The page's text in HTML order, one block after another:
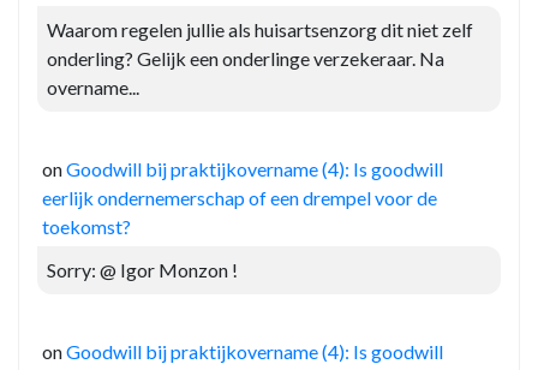
Waarom regelen jullie als huisartsenzorg dit niet zelf
onderling? Gelijk een onderlinge verzekeraar. Na
overname...
onGoodwill bij praktijkovername (4): Is goodwill
eerlijk ondernemerschap of een drempel voor de
toekomst?
Sorry: @ Igor Monzon !
onGoodwill bij praktijkovername (4): Is goodwill